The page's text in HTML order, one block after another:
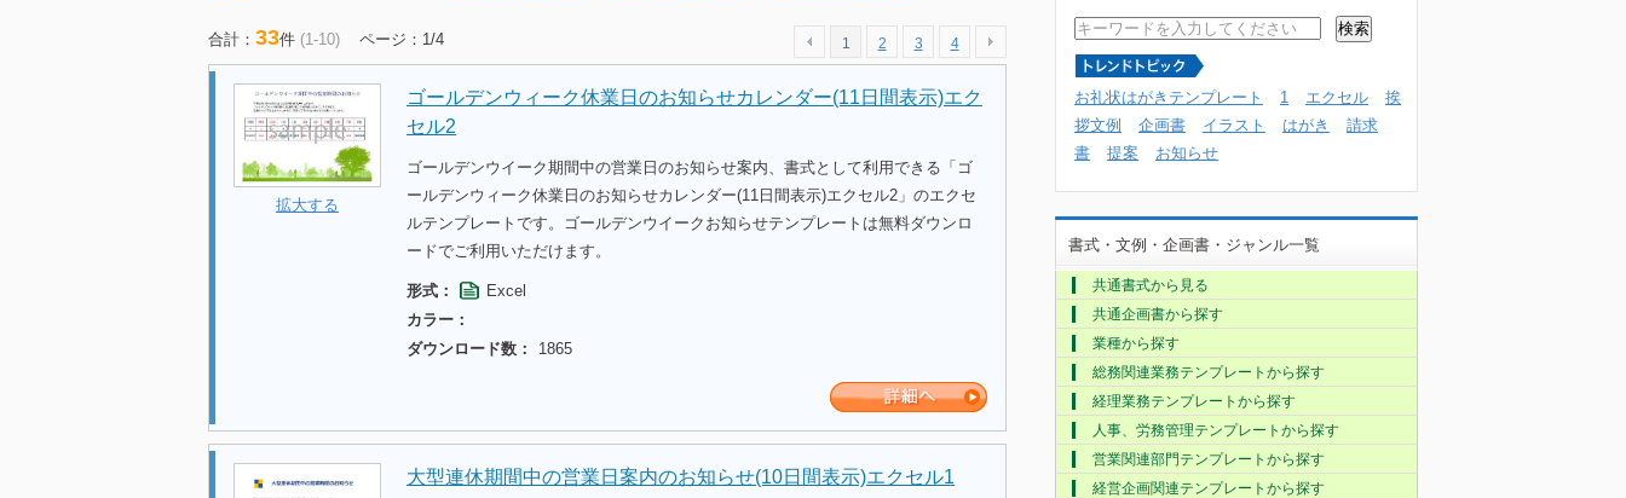
合計： 33件 (1-10) ページ：1/4 1 2 3 4
拡大する
ゴールデンウィーク休業日のお知らせカレンダー(11日間表示)エク
セル2
ゴールデンウイーク期間中の営業日のお知らせ案内、書式として利用できる「ゴ
ールデンウィーク休業日のお知らせカレンダー(11日間表示)エクセル2」のエクセ
ルテンプレートです。ゴールデンウイークお知らせテンプレートは無料ダウンロ
ードでご利用いただけます。
形式：
Excel
カラー：
ダウンロード数：
1865
大型連休期間中の営業日案内のお知らせ(10日間表示)エクセル1
お礼状はがきテンプレート 1 エクセル
挨
拶文例
企画書 イラスト はがき
請求
書
提案 お知らせ
書式・文例・企画書・ジャンル一覧
共通書式から見る
共通企画書から探す
業種から探す
総務関連業務テンプレートから探す
経理業務テンプレートから探す
人事、労務管理テンプレートから探す
営業関連部門テンプレートから探す
経営企画関連テンプレートから探す